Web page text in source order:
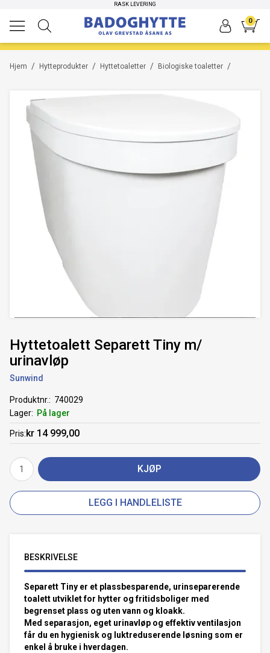
RASK LEVERING
0
/
Hjem /
Hytteprodukter /
Hyttetoaletter /
Biologiske toaletter
Hyttetoalett Separett Tiny m/
urinavløp
Sunwind
Produktnr.
740029
Lager
På lager
Pris kr 14 999,00
KJØP
LEGG I HANDLELISTE
BESKRIVELSE
Separett Tiny er et plassbesparende, urinseparerende
toalett utviklet for hytter og fritidsboliger med
begrenset plass og uten vann og kloakk.
Med separasjon, eget urinavløp og effektiv ventilasjon
får du en hygienisk og luktreduserende løsning som er
enkel å bruke i hverdagen.
-20%
-30%